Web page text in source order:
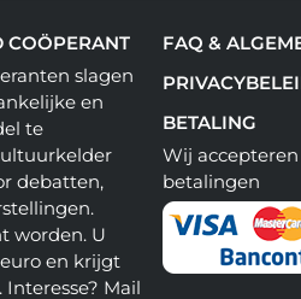
COÖPERANT
slagen
en
te
debatten,
worden. U
en krijgt
Interesse? Mail
FAQ &
BETALING
Wij
betalingen